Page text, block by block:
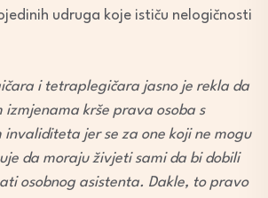
udruga koje ističu nelogičnosti
i tetraplegičara jasno je rekla da
izmjenama krše prava osoba s
jer se za one koji ne mogu
da moraju živjeti sami da bi dobili
osobnog asistenta. Dakle, to pravo